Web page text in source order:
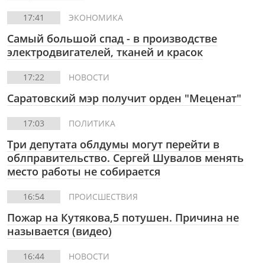
17:41 ЭКОНОМИКА
Самый большой спад - в производстве
электродвигателей, тканей и красок
17:22 НОВОСТИ
Саратовский мэр получит орден "Меценат"
17:03 ПОЛИТИКА
Три депутата облдумы могут перейти в
облправительство. Сергей Шувалов менять
место работы не собирается
16:54 ПРОИСШЕСТВИЯ
Пожар на Кутякова,5 потушен. Причина не
называется (видео)
16:44 НОВОСТИ